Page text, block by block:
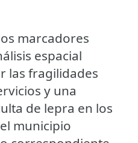
marcadores
espacial
las fragilidades
y una
de lepra en los
municipio